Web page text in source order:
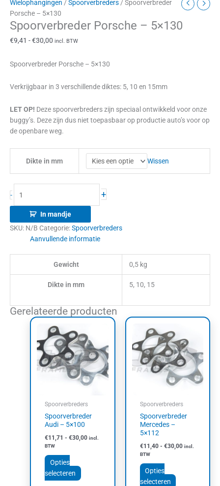
Wielophangingen / Spoorverbreders/ Spoorverbreder
Porsche – 5×130
Spoorverbreder Porsche – 5×130
€9,41 -€30,00 incl. BTW
Spoorverbreder Porsche – 5×130
Verkrijgbaar in 3 verschillende diktes: 5, 10 en 15mm
LET OP! Deze spoorverbreders zijn speciaal ontwikkeld voor onze
buggy’s. Deze zijn dus niet toepasbaar op productie auto’s voor op
de openbare weg.
Dikte in mm Wissen
- +
In mandje
SKU: N/B Categorie:Spoorverbreders
Aanvullende informatie
Gewicht 0,5 kg
Dikte in mm 5, 10, 15
Gerelateerde producten
Spoorverbreders
Spoorverbreder
Audi – 5×100
€11,71 - €30,00
Prijsklasse:
tot
€30,00
incl.
BTW
Opties
selecteren
product
heeft
meerdere
variaties.
Deze
optie
worden
de
Spoorverbreders
Spoorverbreder
Mercedes –
5×112
€11,40 - €30,00
Prijsklasse:
€30,00
incl.
BTW
Opties
selecteren
heeft
meerdere
variaties.
Deze
worden
de